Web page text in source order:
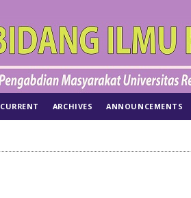
CURRENT ARCHIVES ANNOUNCEMENTS